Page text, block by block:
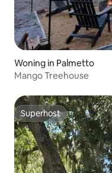
Woning in Palmetto
Mango Treehouse
Superhost
Superhost